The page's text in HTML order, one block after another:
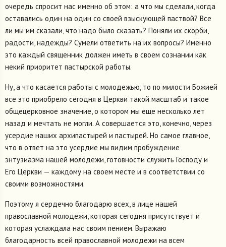
очередь спросит нас именно об этом: а что мы сделали, когда
оставались один на один со своей взыскующей паствой? Все
ли мы им сказали, что надо было сказать? Поняли их скорби,
радости, надежды? Сумели ответить на их вопросы? Именно
это каждый священник должен иметь в своем сознании как
некий приоритет пастырской работы.
Ну, а что касается работы с молодежью, то по милости Божией
все это приобрело сегодня в Церкви такой масштаб и такое
общецерковное значение, о котором мы еще несколько лет
назад и мечтать не могли. А совершается это, конечно, через
усердие наших архипастырей и пастырей. Но самое главное,
что в ответ на это усердие мы видим пробуждение
энтузиазма нашей молодежи, готовности служить Господу и
Его Церкви — каждому на своем месте и в соответствии со
своими возможностями.
Поэтому я сердечно благодарю всех, в лице нашей
православной молодежи, которая сегодня присутствует и
которая услаждала нас своим пением. Выражаю
благодарность всей православной молодежи на всем